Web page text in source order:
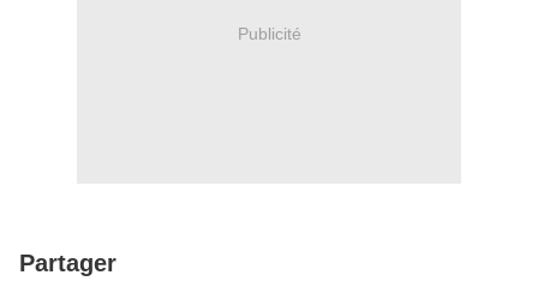
Publicité
Partager